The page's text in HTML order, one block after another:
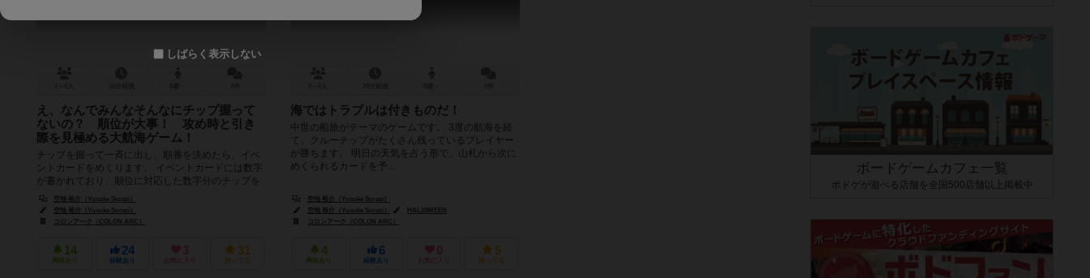
え、なんでみんなそんなにチップ握って
ないの？ 順位が大事！ 攻め時と引き
際を見極める大航海ゲーム！
チップを握って一斉に出し、順番を決めたら、イベ
ントカードをめくります。 イベントカードには数字
が書かれており、順位に対応した数字分のチップを
支払います。 『寄港』というカ...
空地 裕介（Yusuke Sorazi）
空地 裕介（Yusuke Sorazi）
コロンアーク（COLON ARC）
14
興味あり
24
経験あり
3
お気に入り
31
持ってる
海ではトラブルは付きものだ！
中世の船旅がテーマのゲームです。 3度の航海を経
て、クルーチップがたくさん残っているプレイヤー
が勝ちます。 明日の天気を占う形で、山札から次に
めくられるカードを予...
空地 裕介（Yusuke Sorazi）
空地 裕介（Yusuke Sorazi）
HAL10WEEN
コロンアーク（COLON ARC）
4
興味あり
6
経験あり
0
お気に入り
5
持ってる
ボードゲームカフェ一覧
ボドゲが遊べる店舗を全国500店舗以上掲載中
しばらく表示しない